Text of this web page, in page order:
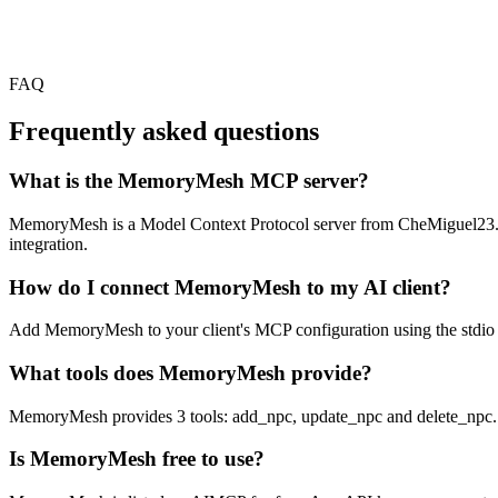
FAQ
Frequently asked questions
What is the MemoryMesh MCP server?
MemoryMesh is a Model Context Protocol server from
integration.
How do I connect MemoryMesh to my AI client?
Add MemoryMesh to your client's MCP configuration using the
What tools does MemoryMesh provide?
MemoryMesh provides 3 tools: add_npc, update_npc and delete_npc.
Is MemoryMesh free to use?